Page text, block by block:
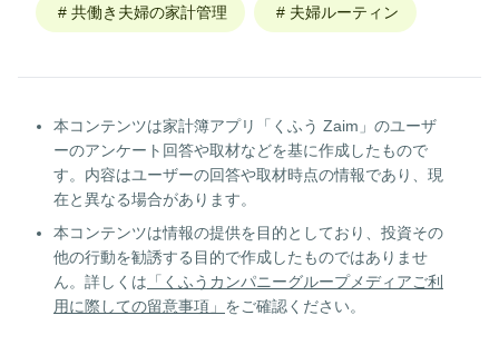
# 共働き夫婦の家計管理 # 夫婦ルーティン
本コンテンツは家計簿アプリ「くふう Zaim」のユーザ
ーのアンケート回答や取材などを基に作成したもので
す。内容はユーザーの回答や取材時点の情報であり、現
在と異なる場合があります。
本コンテンツは情報の提供を目的としており、投資その
他の行動を勧誘する目的で作成したものではありませ
ん。詳しくは 「くふうカンパニーグループメディアご利
用に際しての留意事項」 をご確認ください。